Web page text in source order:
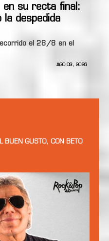
en su recta final:
la despedida
el 28/8 en el
AGO 03, 2026
BUEN GUSTO, CON BETO